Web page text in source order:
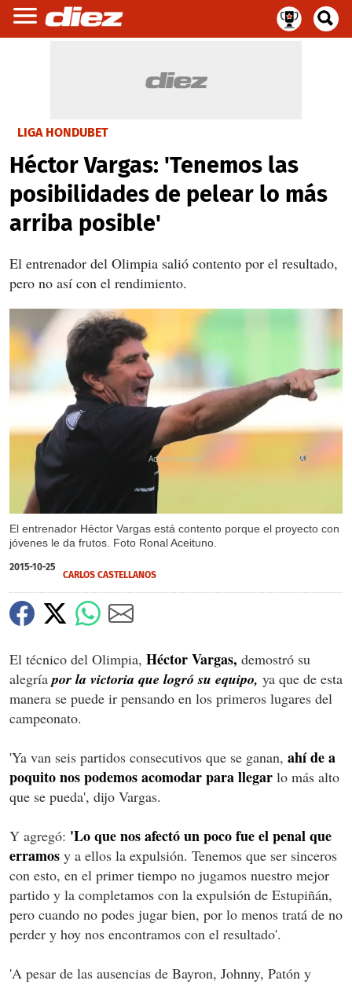
LIGA HONDUBET
Héctor Vargas: 'Tenemos las
posibilidades de pelear lo más
arriba posible'
El entrenador del Olimpia salió contento por el resultado,
pero no así con el rendimiento.
El entrenador Héctor Vargas está contento porque el proyecto con
jóvenes le da frutos. Foto Ronal Aceituno.
X
2015-10-25
CARLOS CASTELLANOS
El técnico del Olimpia, Héctor Vargas, demostró su
alegría por la victoria que logró su equipo, ya que de esta
manera se puede ir pensando en los primeros lugares del
campeonato.
'Ya van seis partidos consecutivos que se ganan, ahí de a
poquito nos podemos acomodar para llegar lo más alto
que se pueda', dijo Vargas.
Y agregó: 'Lo que nos afectó un poco fue el penal que
erramos y a ellos la expulsión. Tenemos que ser sinceros
con esto, en el primer tiempo no jugamos nuestro mejor
partido y la completamos con la expulsión de Estupiñán,
pero cuando no podes jugar bien, por lo menos tratá de no
perder y hoy nos encontramos con el resultado'.
'A pesar de las ausencias de Bayron, Johnny, Patón y